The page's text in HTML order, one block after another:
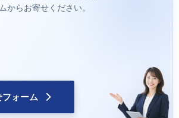
からお寄せください。
フォーム